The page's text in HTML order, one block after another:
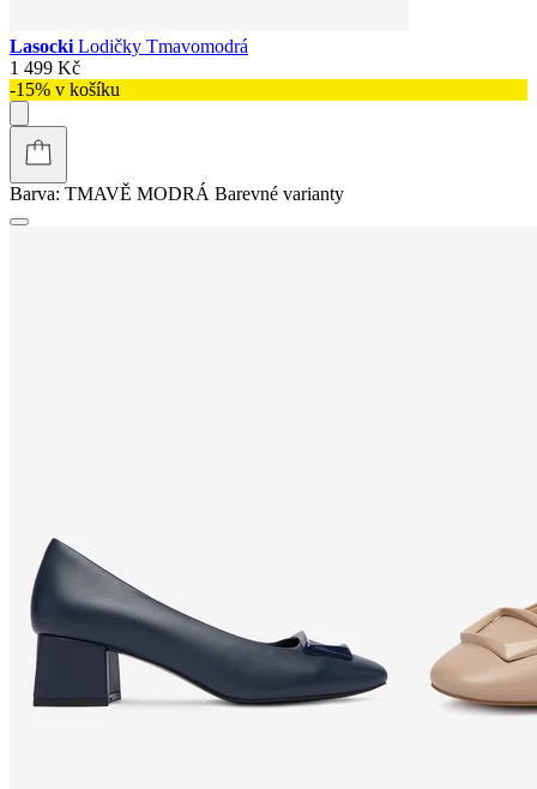
Lasocki Lodičky Tmavomodrá
1 499 Kč
-15% v košíku
Barva: TMAVĚ MODRÁ Barevné varianty